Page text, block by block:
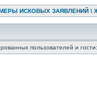
ИСКОВЫХ ЗАЯВЛЕНИЙ \
пользователей и